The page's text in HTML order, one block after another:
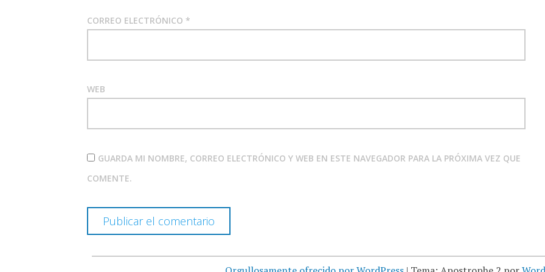
CORREO ELECTRÓNICO *
WEB
GUARDA MI NOMBRE, CORREO ELECTRÓNICO Y WEB EN ESTE NAVEGADOR PARA LA PRÓXIMA VEZ QUE
COMENTE.